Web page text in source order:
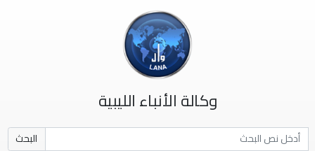
وكالة الأنباء الليبية
البحث